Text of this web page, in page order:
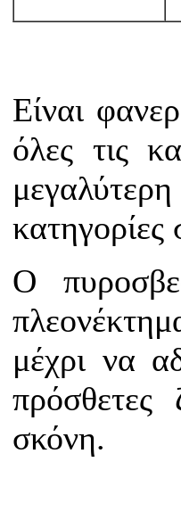
Είναι
όλες τις
Ο
μέχρι να
σκόνη.